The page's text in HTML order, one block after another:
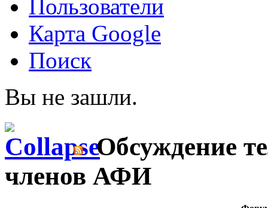
Пользователи
Карта Google
Поиск
Вы не зашли.
Обсуждение
членов АФИ